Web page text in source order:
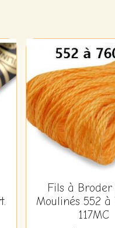
Fils à Broder
Moulinés 552 à
117MC